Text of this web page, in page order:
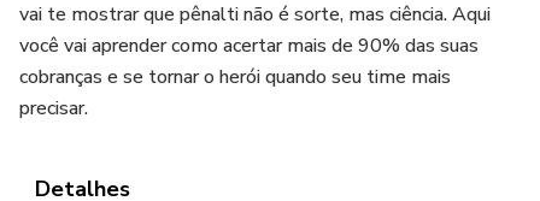
vai te mostrar que pênalti não é sorte, mas ciência. Aqui
você vai aprender como acertar mais de 90% das suas
cobranças e se tornar o herói quando seu time mais
precisar.
Detalhes